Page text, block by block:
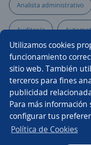
Utilizamos cookies
funcionamiento
sitio web. También
terceros para fines
publicidad
Para más información
configurar tus
Política de Cookies
Analista administrativo
Auditor/a
Subgerente/a de tienda
Supervisor/a de ventas
Contable general
Gerente de reclutamiento
Buscar
CT App